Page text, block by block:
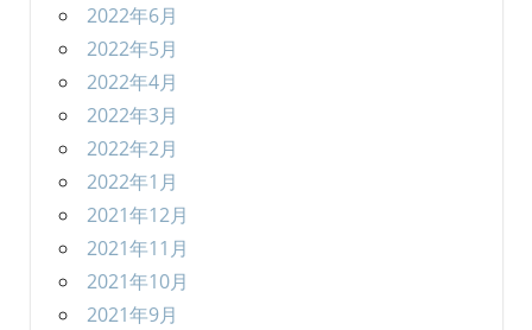
2022年6月
2022年5月
2022年4月
2022年3月
2022年2月
2022年1月
2021年12月
2021年11月
2021年10月
2021年9月